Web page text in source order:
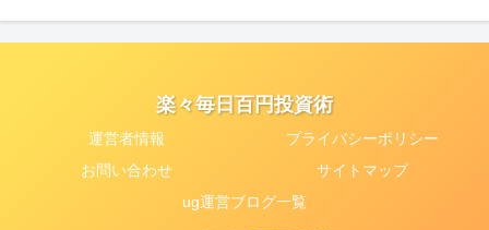
楽々毎日百円投資術
運営者情報
プライバシーポリシー
お問い合わせ
サイトマップ
ug運営ブログ一覧